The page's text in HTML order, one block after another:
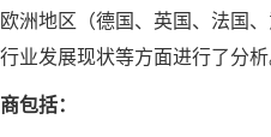
洲地区（德国、英国、法国
业发展现状等方面进行了分析
包括：